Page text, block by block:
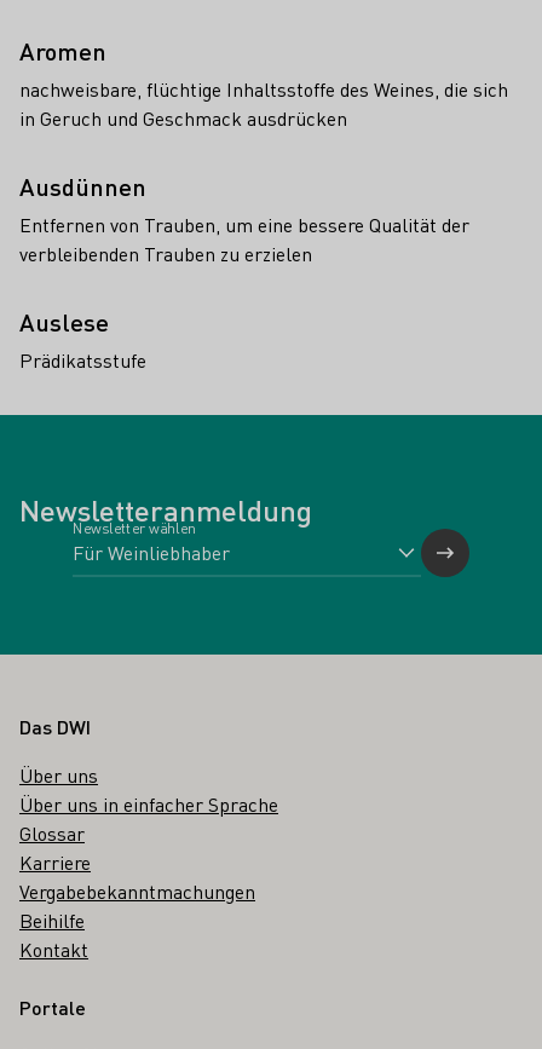
Aromen
nachweisbare, flüchtige Inhaltsstoffe des Weines, die sich
in Geruch und Geschmack ausdrücken
Ausdünnen
Entfernen von Trauben, um eine bessere Qualität der
verbleibenden Trauben zu erzielen
Auslese
Prädikatsstufe
Newsletteranmeldung
Newsletter wählen
Fußbereich
Das DWI
Über uns
Über uns in einfacher Sprache
Glossar
Karriere
Vergabebekanntmachungen
Beihilfe
Kontakt
Portale